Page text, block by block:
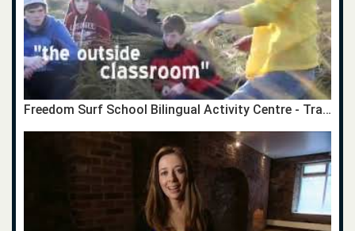
Freedom Surf School Bilingual Activity Centre - Tramore